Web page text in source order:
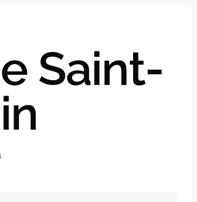
Saint-
de la Mobilité Réduite.